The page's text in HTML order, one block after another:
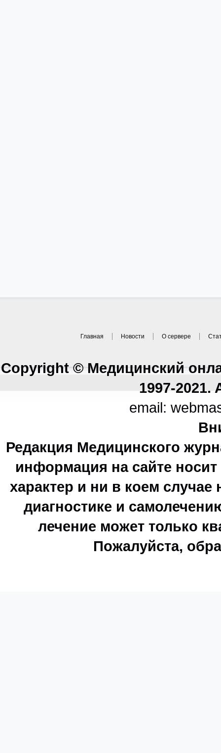
Главная Новости О сервере
Copyright © Медицинский
1997-2021.
email:
Редакция Медицинского
информация на сайте
характер и ни в коем
диагностике и
лечение может только
Пожалуйста,